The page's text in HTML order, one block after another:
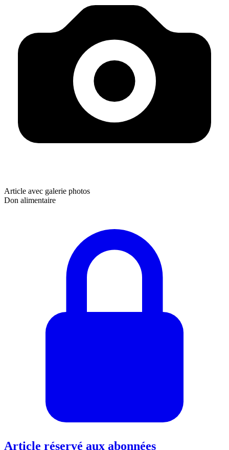
Article avec galerie photos
Don alimentaire
Article réservé aux abonnées